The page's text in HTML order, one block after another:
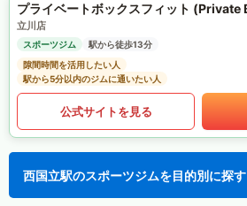
立川店
スポーツジム
駅から徒歩13分
隙間時間を活用したい人
駅から5分以内のジムに通いたい人
公式サイトを見る
西国立駅のスポーツジムを目的別に探す